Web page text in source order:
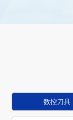
数控刀具